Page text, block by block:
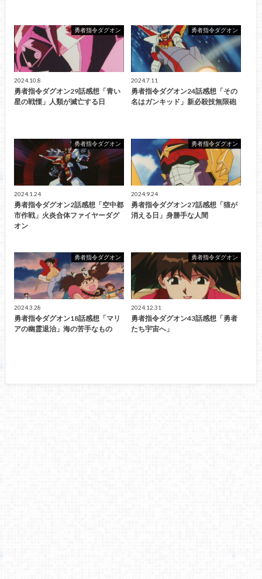
勇者指令ダグオン
2024.10.8
勇者指令ダグオン29話感想「青い
星の戦慄」人類が滅亡する日
勇者指令ダグオン
2024.7.11
勇者指令ダグオン24話感想「その
名はガンキッド」新必殺技無限砲
勇者指令ダグオン
2024.1.24
勇者指令ダグオン2話感想「空中都
市作戦」火炎合体ファイヤーダグ
オン
勇者指令ダグオン
2024.9.24
勇者指令ダグオン27話感想「猫が
消える日」身勝手な人間
勇者指令ダグオン
2024.3.28
勇者指令ダグオン18話感想「マリ
アの幽霊退治」海の苦手なもの
勇者指令ダグオン
2024.12.31
勇者指令ダグオン43話感想「勇者
たち宇宙へ」